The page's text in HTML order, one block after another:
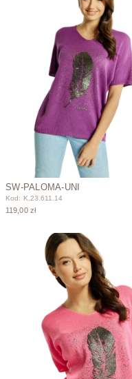
SW-PALOMA-UNI
Kod: K.23.611.14
119,00 zł